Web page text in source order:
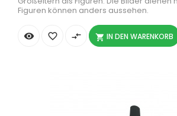
Figuren können anders aussehen.
  compare_arrows  IN DEN WARENKORB